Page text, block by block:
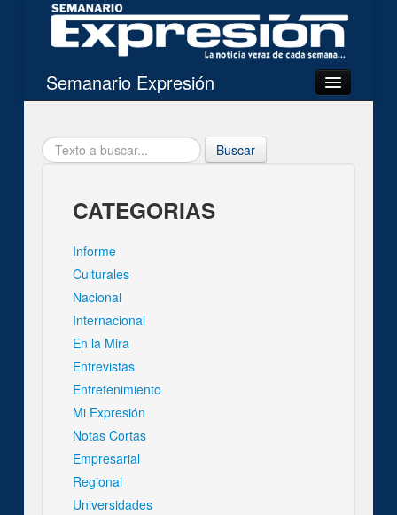
Semanario Expresión
Categorias
Imágenes
Acerca de
Contacto
Buscar
CATEGORIAS
Informe
Culturales
Nacional
Internacional
En la Mira
Entrevistas
Entretenimiento
Mi Expresión
Notas Cortas
Empresarial
Regional
Universidades